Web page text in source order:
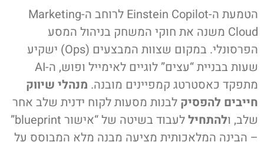
הטמעת ה-Einstein Copilot לרוחב ה-Marketing
Cloud משנה את חוקי המשחק בניהול המסע
הפרסונלי. במקום שצוות המבצעים (Ops) ישקיע
שעות בבניית “עצים” לוגיים לאימייל ופוש, ה-AI
מתפקד כאסטרטג קמפיינים מובנה. מנהלי שיווק
חייבים להפסיק לבנות מסעות לקוח ידנית שלב אחר
שלב, ולהתחיל
לעבוד בשיטה של “אישור blueprint”
– הבינה המלאכותית מציעה מבנה מלא המבוסס על